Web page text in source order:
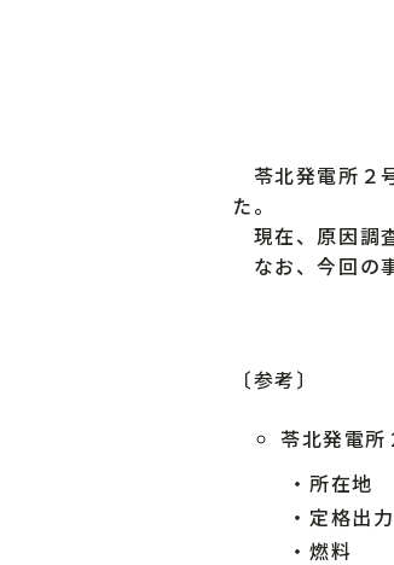
苓北発電所２
た。
現在、原因調
なお、今回の
〔参考〕
苓北発電所
・ 所在地
・ 定格出力
・ 燃料